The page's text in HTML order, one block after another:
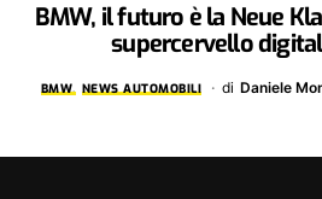
BMW, il futuro è la Neue
supercervello
BMW NEWS AUTOMOBILI di Daniele